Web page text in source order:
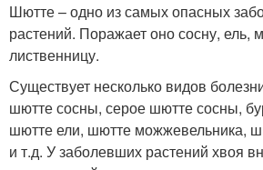
Шютте – одно из самых опасных
растений. Поражает оно сосну, ель,
лиственницу.
Существует несколько видов
шютте сосны, серое шютте сосны,
шютте ели, шютте можжевельника,
и т.д. У заболевших растений хвоя